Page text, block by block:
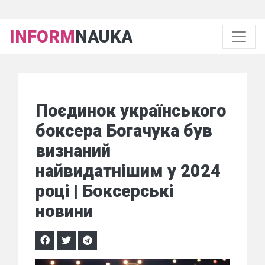
INFORMNAUKA
Поєдинок українського
боксера Богачука був
визнаний
найвидатнішим у 2024
році | Боксерські
новини